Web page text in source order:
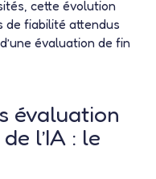
cette évolution
de fiabilité attendus
évaluation de fin
évaluation
l’IA : le